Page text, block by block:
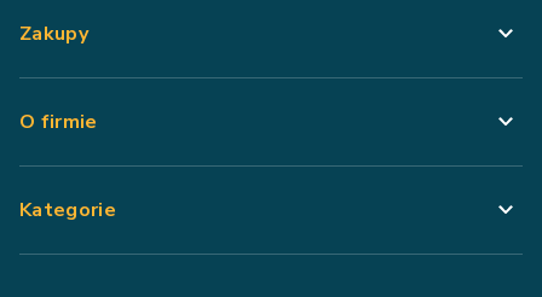
Zakupy
O firmie
Kategorie